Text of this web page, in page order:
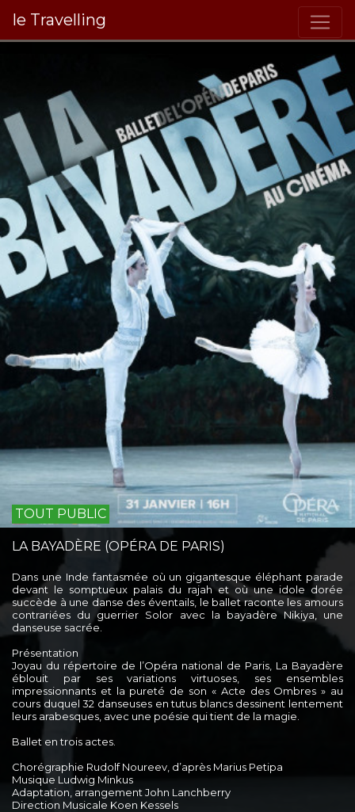
le Travelling
TOUT PUBLIC
LA BAYADÈRE (OPÉRA DE PARIS)
Dans une Inde fantasmée où un gigantesque éléphant parade
devant le somptueux palais du rajah et où une idole dorée
succède à une danse des éventails, le ballet raconte les amours
contrariées du guerrier Solor avec la bayadère Nikiya, une
danseuse sacrée.
Présentation
Joyau du répertoire de l’Opéra national de Paris, La Bayadère
éblouit par ses variations virtuoses, ses ensembles
impressionnants et la pureté de son « Acte des Ombres » au
cours duquel 32 danseuses en tutus blancs dessinent lentement
leurs arabesques, avec une poésie qui tient de la magie.
Ballet en trois actes.
Chorégraphie Rudolf Noureev, d’après Marius Petipa
Musique Ludwig Minkus
Adaptation, arrangement John Lanchberry
Direction Musicale Koen Kessels